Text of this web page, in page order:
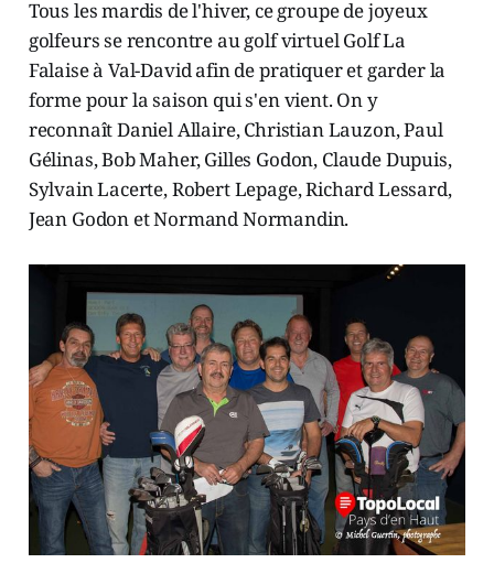
Tous les mardis de l'hiver, ce groupe de joyeux
golfeurs se rencontre au golf virtuel Golf La
Falaise à Val-David afin de pratiquer et garder la
forme pour la saison qui s'en vient. On y
reconnaît Daniel Allaire, Christian Lauzon, Paul
Gélinas, Bob Maher, Gilles Godon, Claude Dupuis,
Sylvain Lacerte, Robert Lepage, Richard Lessard,
Jean Godon et Normand Normandin.